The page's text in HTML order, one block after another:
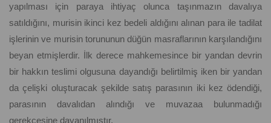
yapılması için paraya ihtiyaç olunca taşınmazın davalıya
satıldığını, murisin ikinci kez bedeli aldığını alınan para ile tadilat
işlerinin ve murisin torununun düğün masraflarının karşılandığını
beyan etmişlerdir. İlk derece mahkemesince bir yandan devrin
bir hakkın teslimi olgusuna dayandığı belirtilmiş iken bir yandan
da çelişki oluşturacak şekilde satış parasının iki kez ödendiği,
parasının davalıdan alındığı ve muvazaa bulunmadığı
gerekçesine dayanılmıştır.